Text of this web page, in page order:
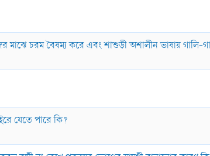
মাঝে চরম বৈষম্য করে এবং শাশুড়ী অশালীন ভাষায়
যেতে পারে কি?